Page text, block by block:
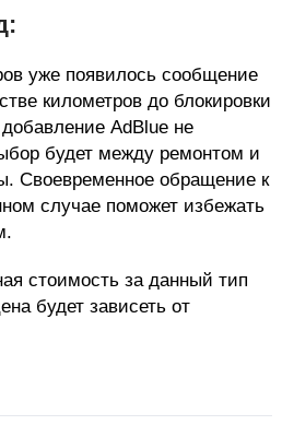
уже появилось сообщение
километров до блокировки
AdBlue не
будет между ремонтом и
Своевременное обращение к
случае поможет избежать
стоимость за данный тип
будет зависеть от